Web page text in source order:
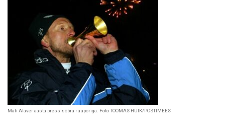
Mati Alaver aasta pressisõbra ruuporiga. Foto TOOMAS HUIK/POSTIMEES